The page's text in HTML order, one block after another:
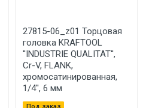
27815-06_z01 Торцовая
головка KRAFTOOL
''INDUSTRIE QUALITAT'',
Cr-V, FLANK,
хромосатинированная,
1/4'', 6 мм